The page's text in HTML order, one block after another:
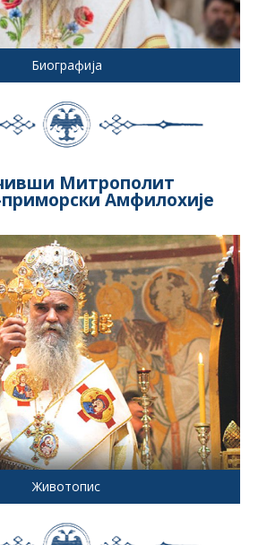
Биографија
Митрополит
Амфилохије
Животопис